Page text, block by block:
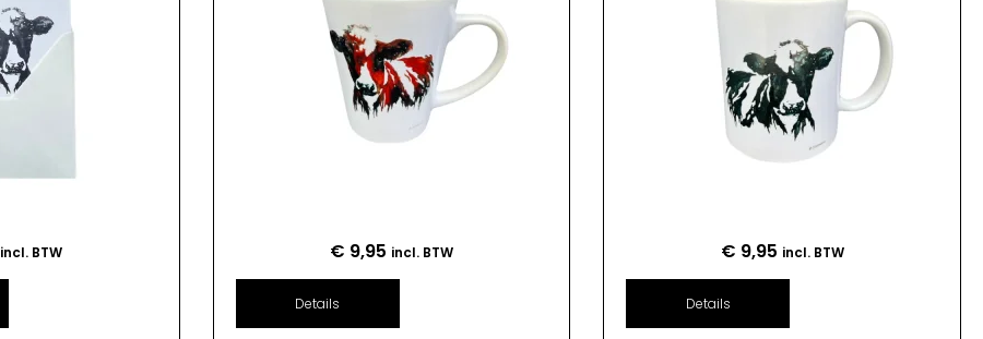
incl. BTW € 9,95 incl. BTW
Details
€ 9,95 incl. BTW
Details